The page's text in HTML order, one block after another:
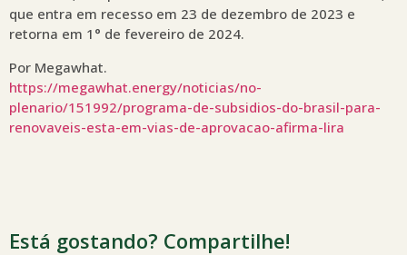
que entra em recesso em 23 de dezembro de 2023 e
retorna em 1° de fevereiro de 2024.
Por Megawhat.
https://megawhat.energy/noticias/no-
plenario/151992/programa-de-subsidios-do-brasil-para-
renovaveis-esta-em-vias-de-aprovacao-afirma-lira
Está gostando? Compartilhe!